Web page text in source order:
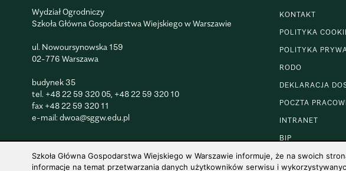
Wydział Ogrodniczy
Szkoła Główna Gospodarstwa Wiejskiego w Warszawie
ul. Nowoursynowska 159
02-776 Warszawa
budynek 35
tel. +48 22 59 320 05, +48 22 59 320 10
fax +48 22 59 320 11
e-mail: dwoa@sggw.edu.pl
KONTAKT
POLITYKA
POLITYKA
RODO
DEKLARACJA
POCZTA
INTRANET
BIP
Szkoła Główna Gospodarstwa Wiejskiego w Warszawie informuje, że na swoich
informacje na temat przetwarzania danych użytkowników serwisu i